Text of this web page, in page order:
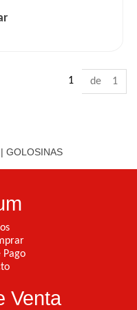
1 de 1
GOLOSINAS
Pago
Venta